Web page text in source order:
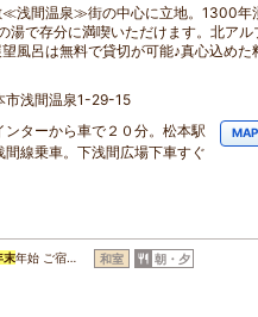
≪浅間温泉≫街の中心に立地。1300年
湯で存分に満喫いただけます。北アル
風呂は無料で貸切が可能♪真心込めた
市浅間温泉1-29-15
ンターから車で２０分。松本駅
線乗車。下浅間広場下車すぐ
MAP
末年始 ご宿… 和室 朝・夕